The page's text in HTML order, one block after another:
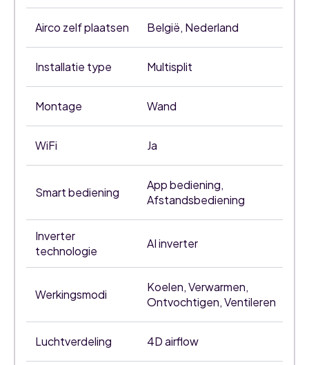
Airco zelf plaatsen België, Nederland
Installatie type Multisplit
Montage Wand
WiFi Ja
Smart bediening
App bediening,
Afstandsbediening
Inverter
technologie
AI inverter
Werkingsmodi
Koelen, Verwarmen,
Ontvochtigen, Ventileren
Luchtverdeling 4D airflow